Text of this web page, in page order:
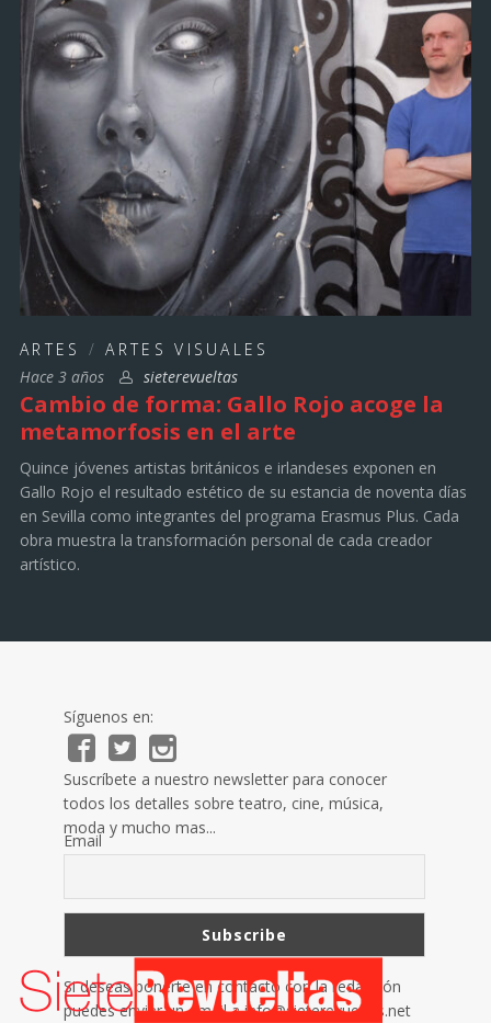
ARTES /ARTES VISUALES
Hace 3 años
sieterevueltas
Cambio de forma: Gallo Rojo acoge la
metamorfosis en el arte
Quince jóvenes artistas británicos e irlandeses exponen en
Gallo Rojo el resultado estético de su estancia de noventa días
en Sevilla como integrantes del programa Erasmus Plus. Cada
obra muestra la transformación personal de cada creador
artístico.
Síguenos en:
Suscríbete a nuestro newsletter para conocer
todos los detalles sobre teatro, cine, música,
moda y mucho mas...
Email
Si deseas ponerte en contacto con la redacción
puedes enviar un email ainfo@sieterevueltas.net